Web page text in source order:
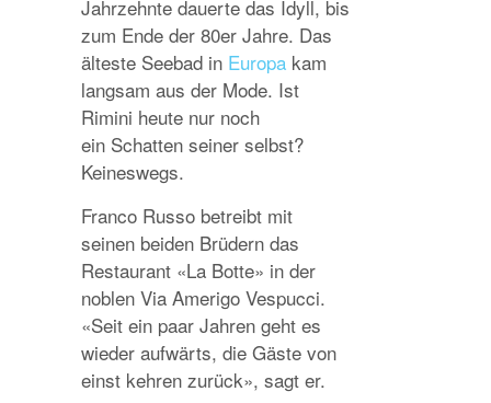
Jahrzehnte dauerte das Idyll, bis
zum Ende der 80er Jahre. Das
älteste Seebad in Europa kam
langsam aus der Mode. Ist
Rimini heute nur noch
ein Schatten seiner selbst?
Keineswegs.
Franco Russo betreibt mit
seinen beiden Brüdern das
Restaurant «La Botte» in der
noblen Via Amerigo Vespucci.
«Seit ein paar Jahren geht es
wieder aufwärts, die Gäste von
einst kehren zurück», sagt er.